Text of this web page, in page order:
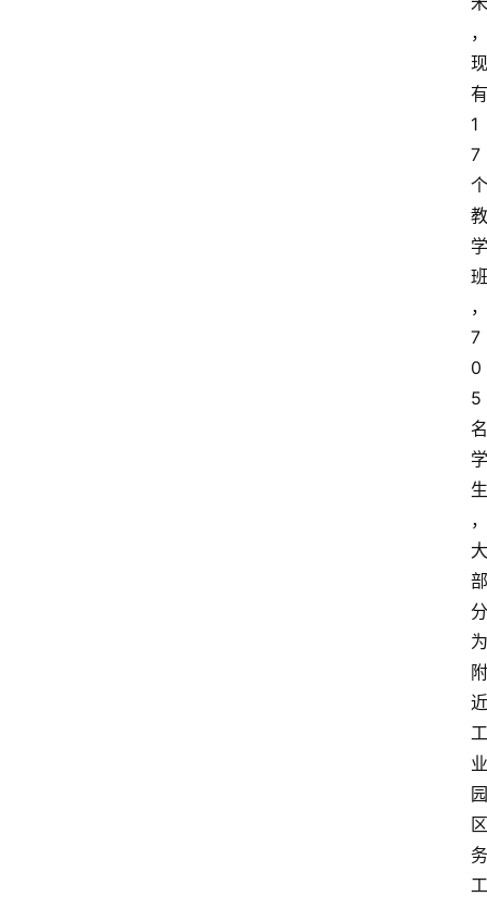
，
现
有
1
7
个
教
学
班
，
7
0
5
名
学
生
，
大
部
分
为
附
近
工
业
园
区
务
工